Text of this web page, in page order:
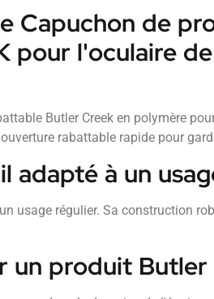
Capuchon de
pour l'oculaire
Butler Creek en polymère
rabattable rapide pour
adapté à un
usage régulier. Sa construction
un produit Butler